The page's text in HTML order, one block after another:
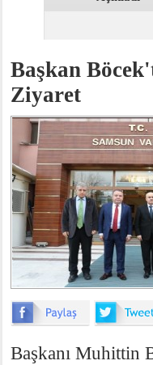
Başkan
Ziyaret
Başkanı Muhittin